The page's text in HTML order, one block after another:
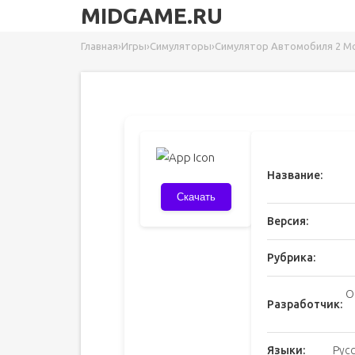
MIDGAME.RU
Главная›Игры›Симуляторы›Симулятор Автомобиля 2
Скачать
Название:
Версия:
Рубрика:
Разработчик:
Языки: